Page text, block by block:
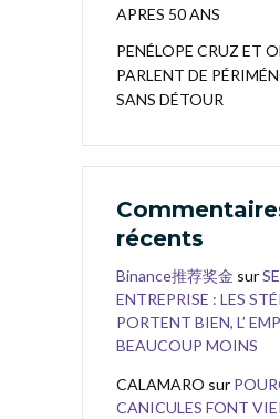
APRES 50 ANS
PENÉLOPE CRUZ ET
PARLENT DE
SANS DÉTOUR
récents
Binance推荐奖金 sur
ENTREPRISE : LES
PORTENT BIEN, L’
BEAUCOUP MOINS
CALAMARO sur
CANICULES FONT